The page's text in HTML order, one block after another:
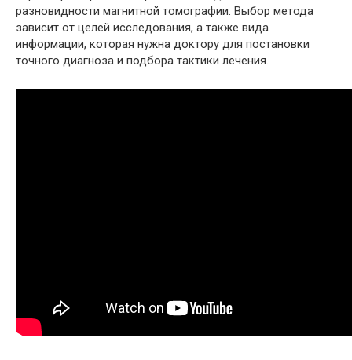
разновидности магнитной томографии. Выбор метода
зависит от целей исследования, а также вида
информации, которая нужна доктору для постановки
точного диагноза и подбора тактики лечения.